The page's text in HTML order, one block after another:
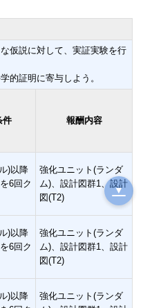
仮説に対して、実証実験を行
的証明に寄与しよう。
件 報酬内容
)以降
6回ク
強化ユニット(ランダ
ム)、設計図群1、設計
図(T2)
)以降
6回ク
強化ユニット(ランダ
ム)、設計図群1、設計
図(T2)
)以降
強化ユニット(ランダ
▼